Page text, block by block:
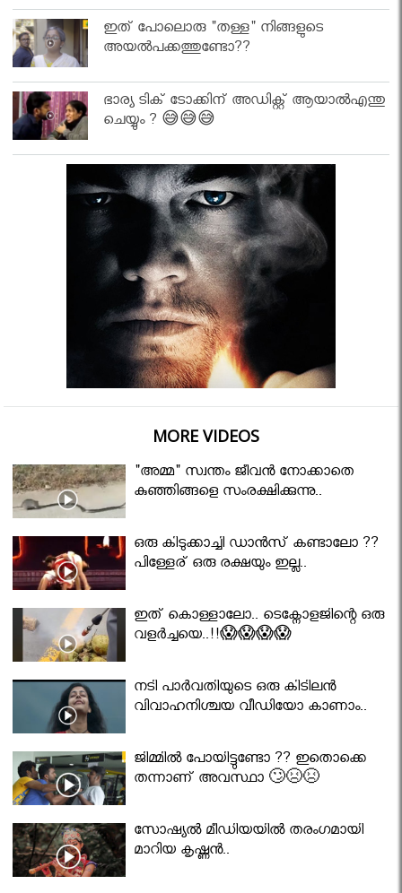
ഇത് പോലൊരു "തള്ള" നിങ്ങളുടെ
അയല്‍പക്കത്തുണ്ടോ??
ഭാര്യ ടിക് ടോക്കിന് അഡിക്റ്റ് ആയാൽഎന്തു
ചെയ്യും ? 😅😅😅
MORE VIDEOS
"അമ്മ" സ്വന്തം ജീവൻ നോക്കാതെ
കുഞ്ഞിങ്ങളെ സംരക്ഷിക്കുന്നു..
ഒരു കിടുക്കാച്ചി ഡാൻസ് കണ്ടാലോ ??
പിള്ളേര് ഒരു രക്ഷയും ഇല്ല..
ഇത് കൊള്ളാലോ.. ടെക്നോളജിന്റെ ഒരു
വളർച്ചയെ..!!😱😱😱😱
നടി പാർവതിയുടെ ഒരു കിടിലൻ
വിവാഹനിശ്ചയ വീഡിയോ കാണാം..
ജിമ്മിൽ പോയിട്ടുണ്ടോ ?? ഇതൊക്കെ
തന്നാണ് അവസ്ഥാ 🙄😣😣
സോഷ്യൽ മീഡിയയിൽ തരംഗമായി
മാറിയ കൃഷ്ണൻ..